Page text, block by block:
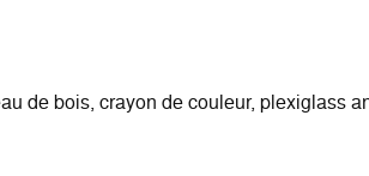
de bois, crayon de couleur, plexiglass